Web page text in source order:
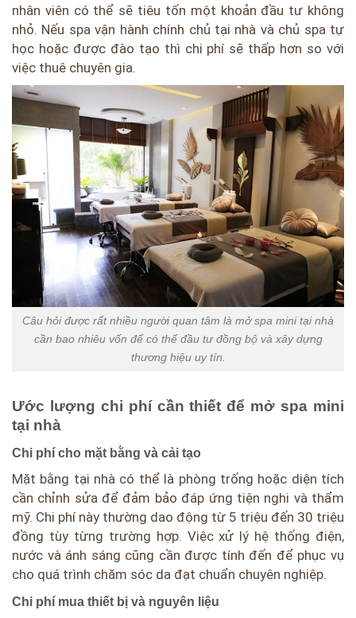
nhân viên có thể sẽ tiêu tốn một khoản đầu tư không
nhỏ. Nếu spa vận hành chính chủ tại nhà và chủ spa tự
học hoặc được đào tạo thì chi phí sẽ thấp hơn so với
việc thuê chuyên gia.
Câu hỏi được rất nhiều người quan tâm là mở spa mini tại nhà
cần bao nhiêu vốn để có thể đầu tư đồng bộ và xây dựng
thương hiệu uy tín.
Ước lượng chi phí cần thiết để mở spa mini
tại nhà
Chi phí cho mặt bằng và cải tạo
Mặt bằng tại nhà có thể là phòng trống hoặc diện tích
cần chỉnh sửa để đảm bảo đáp ứng tiện nghi và thẩm
mỹ. Chi phí này thường dao động từ 5 triệu đến 30 triệu
đồng tùy từng trường hợp. Việc xử lý hệ thống điện,
nước và ánh sáng cũng cần được tính đến để phục vụ
cho quá trình chăm sóc da đạt chuẩn chuyên nghiệp.
Chi phí mua thiết bị và nguyên liệu